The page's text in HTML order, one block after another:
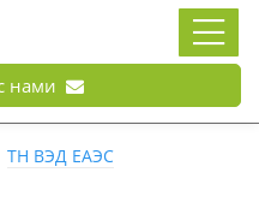
нами
ТН ВЭД ЕАЭС